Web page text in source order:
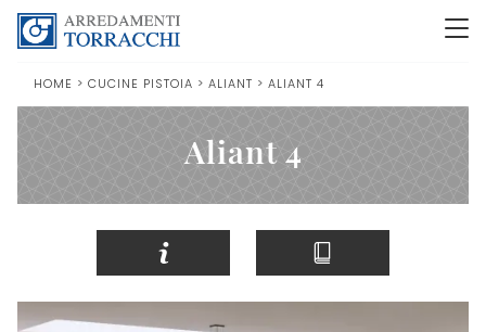
HOME > CUCINE PISTOIA > ALIANT > ALIANT 4
Aliant 4